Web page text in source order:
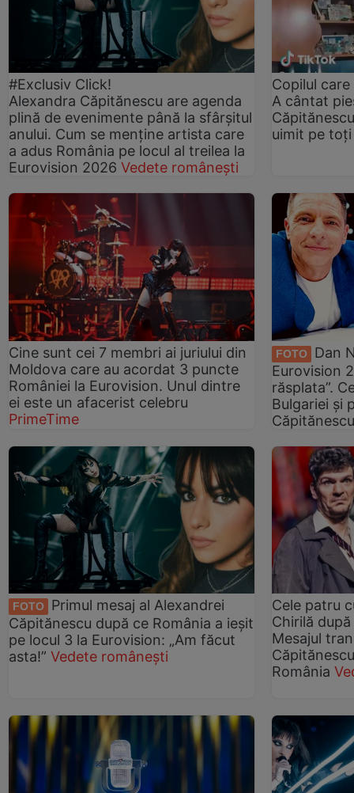
#Exclusiv Click!
Alexandra Căpitănescu are agenda
plină de evenimente până la sfârșitul
anului. Cum se menține artista care
a adus România pe locul al treilea la
Eurovision 2026 Vedete românești
Copilul
A cântat
uimit pe
Cine sunt cei 7 membri ai juriului din
Moldova care au acordat 3 puncte
României la Eurovision. Unul dintre
ei este un afacerist celebru
PrimeTime
FOTO
Dan
Eurovision
răsplata”.
Bulgariei și
FOTO
Primul mesaj al Alexandrei
Căpitănescu după ce România a ieșit
pe locul 3 la Eurovision: „Am făcut
asta!” Vedete românești
Cele patru
Chirilă
Mesajul
România